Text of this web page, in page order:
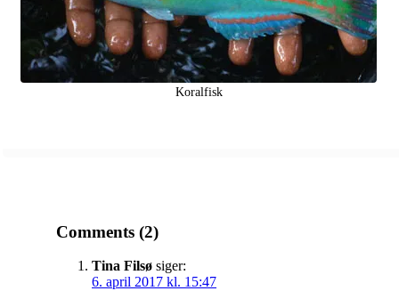
Koralfisk
Comments (2)
Tina Filsø siger:
6. april 2017 kl. 15:47